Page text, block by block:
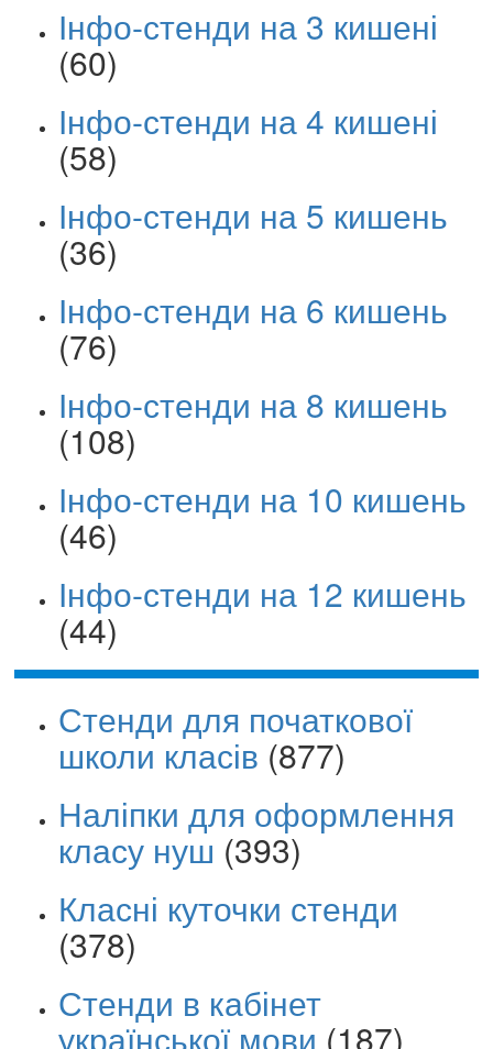
Інфо-стенди на 3 кишені
(60)
Інфо-стенди на 4 кишені
(58)
Інфо-стенди на 5 кишень
(36)
Інфо-стенди на 6 кишень
(76)
Інфо-стенди на 8 кишень
(108)
Інфо-стенди на 10 кишень
(46)
Інфо-стенди на 12 кишень
(44)
Стенди для початкової
школи класів (877)
Наліпки для оформлення
класу нуш (393)
Класні куточки стенди
(378)
Стенди в кабінет
української мови (187)